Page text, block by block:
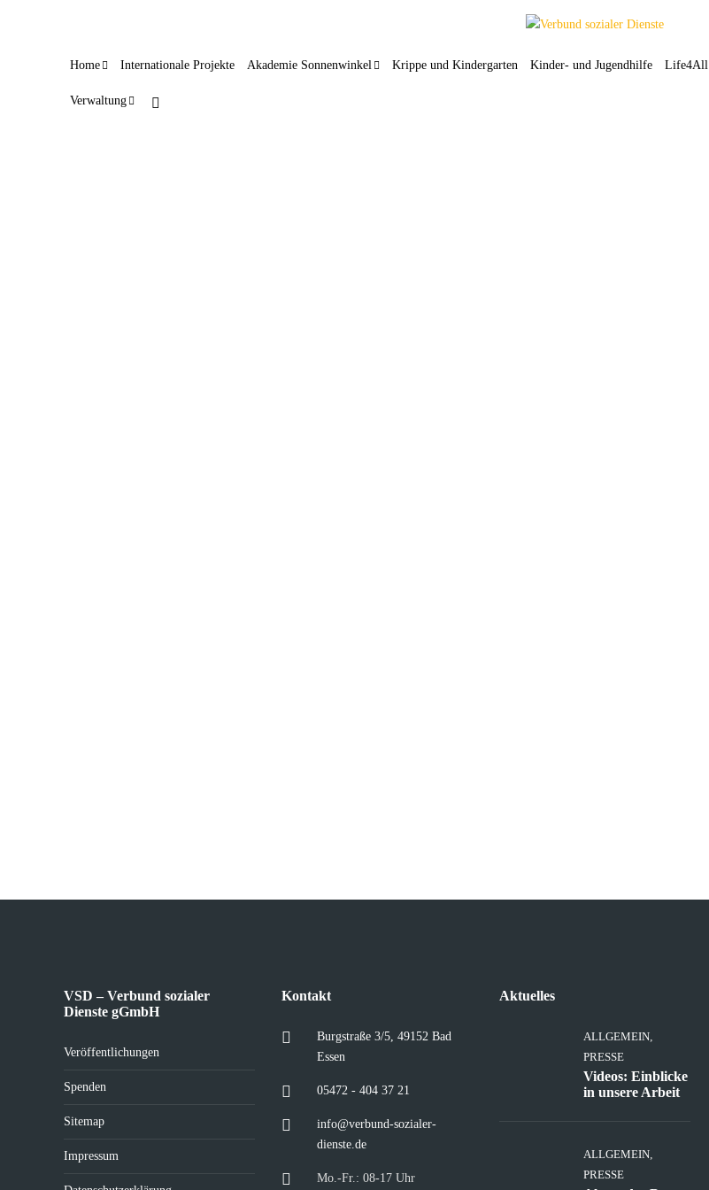
Home Internationale Projekte Akademie Sonnenwinkel Krippe und Kindergarten Kinder- und Jugendhilfe Life4All
Verwaltung
VSD – Verbund sozialer
Dienste gGmbH
Veröffentlichungen
Spenden
Sitemap
Impressum
Kontakt
Burgstraße 3/5, 49152 Bad
Essen
05472 - 404 37 21
info@verbund-sozialer-
dienste.de
Mo.-Fr.: 08-17 Uhr
Aktuelles
ALLGEMEIN,
PRESSE
Videos: Einblicke
in unsere Arbeit
ALLGEMEIN,
PRESSE